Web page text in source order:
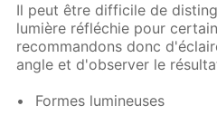
Il peut être difficile de
lumière réfléchie pour
recommandons donc
angle et d'observer le
Formes lumineuses